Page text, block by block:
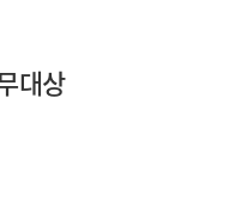
대상